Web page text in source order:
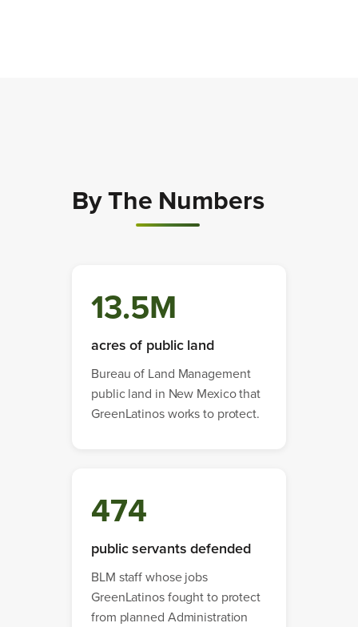
By The Numbers
13.5M
acres of public land
Bureau of Land Management
public land in New Mexico that
GreenLatinos works to protect.
474
public servants defended
BLM staff whose jobs
GreenLatinos fought to protect
from planned Administration